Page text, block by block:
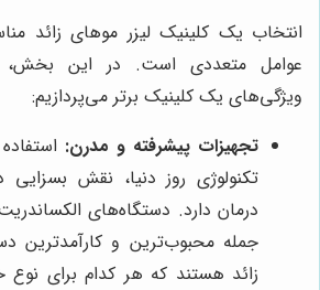
انتخاب یک کلینیک لیزر موهای زائد
عوامل متعددی است. در این بخش،
ویژگی‌های یک کلینیک برتر می‌پردازیم:
تجهیزات پیشرفته و مدرن:
تکنولوژی روز دنیا، نقش
جمله محبوب‌ترین و کارآمدترین
زائد هستند که هر کدام برای